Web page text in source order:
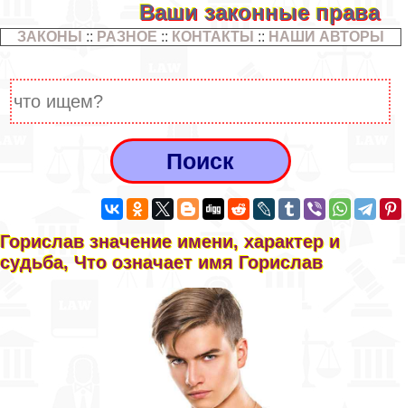
Ваши законные права
ЗАКОНЫ :: РАЗНОЕ :: КОНТАКТЫ :: НАШИ АВТОРЫ
Горислав значение имени, хаpaктер и
судьба, Что означает имя Горислав